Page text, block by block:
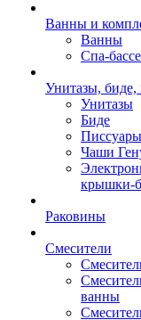
Ванны и
Ванны
Спа-
Унитазы, биде,
Унитазы
Биде
Писсуары
Чаши
крышки-
Раковины
Смесители
ванны